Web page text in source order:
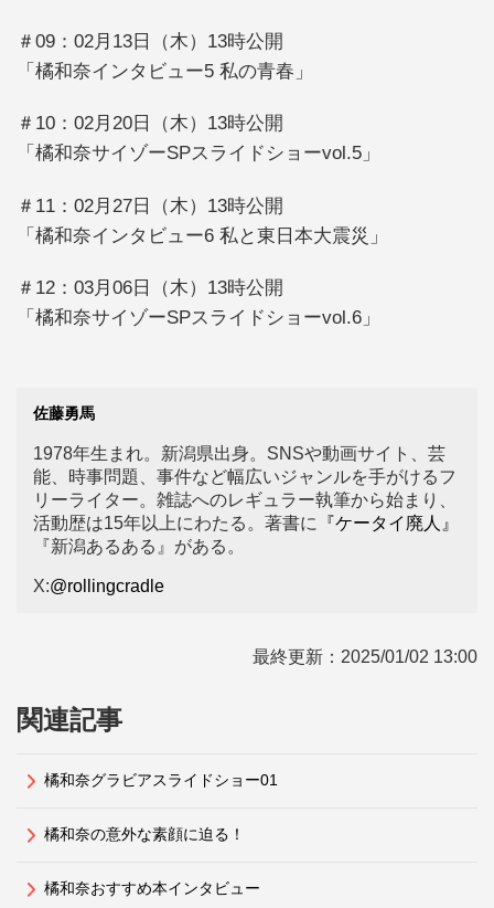
＃09：02月13日（木）13時公開
「橘和奈インタビュー5 私の青春」
＃10：02月20日（木）13時公開
「橘和奈サイゾーSPスライドショーvol.5」
＃11：02月27日（木）13時公開
「橘和奈インタビュー6 私と東日本大震災」
＃12：03月06日（木）13時公開
「橘和奈サイゾーSPスライドショーvol.6」
佐藤勇馬
1978年生まれ。新潟県出身。SNSや動画サイト、芸
能、時事問題、事件など幅広いジャンルを手がけるフ
リーライター。雑誌へのレギュラー執筆から始まり、
活動歴は15年以上にわたる。著書に 『ケータイ廃人』
『新潟あるある』がある。
X:@rollingcradle
最終更新： 2025/01/02 13:00
関連記事
橘和奈グラビアスライドショー01
橘和奈の意外な素顔に迫る！
橘和奈おすすめ本インタビュー